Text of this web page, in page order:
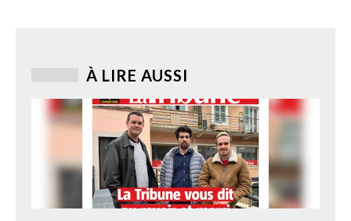
À LIRE AUSSI